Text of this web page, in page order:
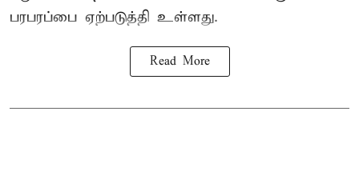
பரபரப்பை ஏற்படுத்தி உள்ளது.
Read More